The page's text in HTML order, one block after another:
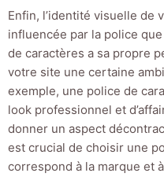
Enfin, l’identité visuelle de
influencée par la police
de caractères a sa propre
votre site une certaine
exemple, une police de
look professionnel et
donner un aspect
est crucial de choisir une
correspond à la marque et